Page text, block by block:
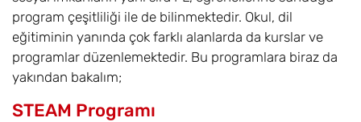
program çeşitliliği ile de bilinmektedir. Okul, dil
eğitiminin yanında çok farklı alanlarda da kurslar ve
programlar düzenlemektedir. Bu programlara biraz da
yakından bakalım;
STEAM Programı